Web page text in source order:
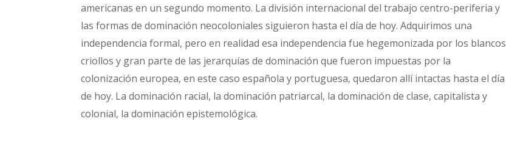
americanas en un segundo momento. La división internacional del trabajo centro-periferia y
las formas de dominación neocoloniales siguieron hasta el día de hoy. Adquirimos una
independencia formal, pero en realidad esa independencia fue hegemonizada por los blancos
criollos y gran parte de las jerarquías de dominación que fueron impuestas por la
colonización europea, en este caso española y portuguesa, quedaron allí intactas hasta el día
de hoy. La dominación racial, la dominación patriarcal, la dominación de clase, capitalista y
colonial, la dominación epistemológica.